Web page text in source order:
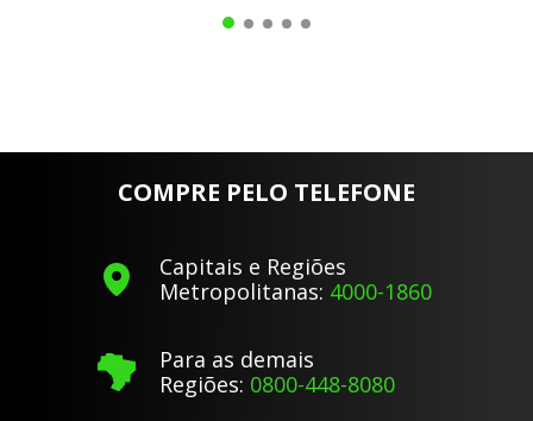
COMPRE PELO TELEFONE
Capitais e Regiões
Metropolitanas: 4000-1860
Para as demais
Regiões: 0800-448-8080